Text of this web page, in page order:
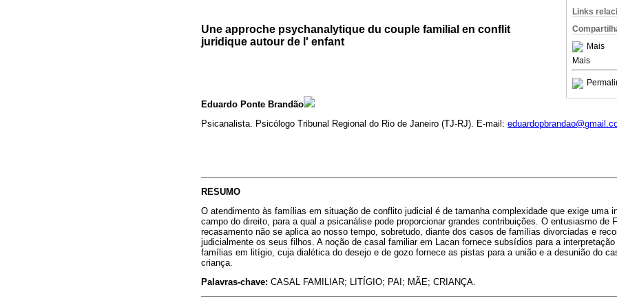
Links
Mais
Mais
Une approche psychanalytique du couple familial en conflit
juridique autour de l' enfant
Eduardo Ponte Brandão
Psicanalista. Psicólogo Tribunal Regional do Rio de Janeiro (TJ-RJ). E-mail:
RESUMO
O atendimento às famílias em situação de conflito judicial é de tamanha complexidade que exige uma
campo do direito, para a qual a psicanálise pode proporcionar grandes contribuições. O entusiasmo de
recasamento não se aplica ao nosso tempo, sobretudo, diante dos casos de famílias divorciadas e
judicialmente os seus filhos. A noção de casal familiar em Lacan fornece subsídios para a
famílias em litígio, cuja dialética do desejo e de gozo fornece as pistas para a união e a desunião do
criança.
Palavras-chave: CASAL FAMILIAR; LITÍGIO; PAI; MÃE; CRIANÇA.